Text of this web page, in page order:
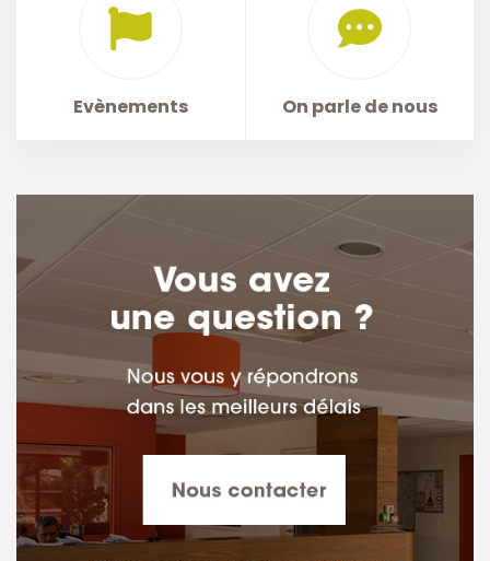
Evènements On parle de nous